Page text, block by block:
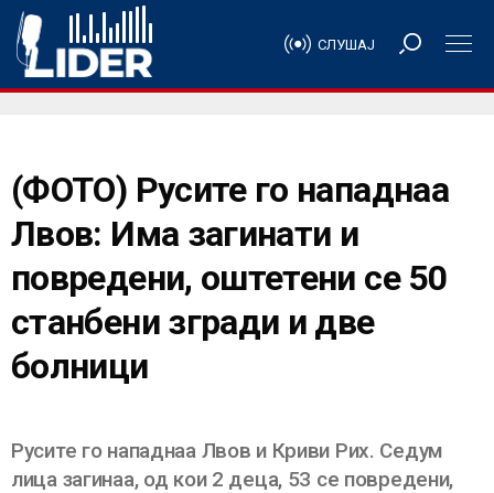
СЛУШАЈ
(ФОТО) Русите го нападнаа
Лвов: Има загинати и
повредени, оштетени се 50
станбени згради и две
болници
Русите го нападнаа Лвов и Криви Рих. Седум
лица загинаа, од кои 2 деца, 53 се повредени,